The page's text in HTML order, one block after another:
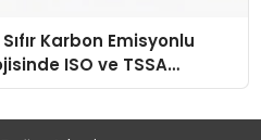
Karbon Emisyonlu
ISO ve TSSA